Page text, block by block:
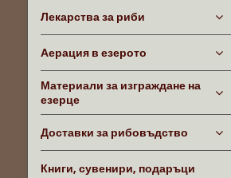
Лекарства за риби
Аерация в езерото
Материали за изграждане на
езерце
Доставки за рибовъдство
Книги, сувенири, подаръци